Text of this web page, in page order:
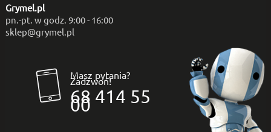
Grymel.pl
pn.-pt. w godz. 9:00 - 16:00
sklep@grymel.pl
Masz pytania?
Zadzwoń!
68 414 55
00